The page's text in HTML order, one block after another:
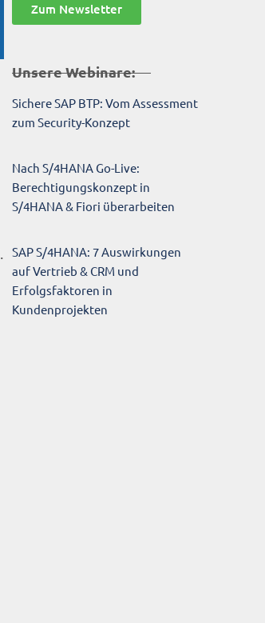
Zum Newsletter
Unsere Webinare:
Sichere SAP BTP: Vom Assessment
zum Security-Konzept
Nach S/4HANA Go-Live:
Berechtigungskonzept in
S/4HANA & Fiori überarbeiten
SAP S/4HANA: 7 Auswirkungen
auf Vertrieb & CRM und
Erfolgsfaktoren in
Kundenprojekten